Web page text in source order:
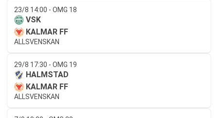
23/8 14:00 - OMG 18
VSK
KALMAR FF
ALLSVENSKAN
29/8 17:30 - OMG 19
HALMSTAD
KALMAR FF
ALLSVENSKAN